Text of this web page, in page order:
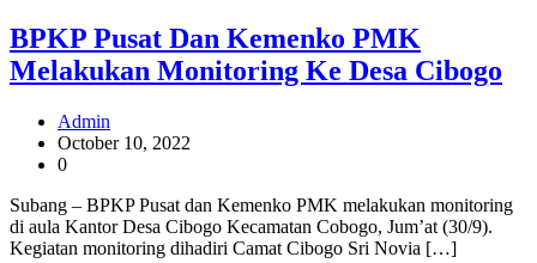
BPKP Pusat Dan Kemenko PMK
Melakukan Monitoring Ke Desa Cibogo
Admin
October 10, 2022
0
Subang – BPKP Pusat dan Kemenko PMK melakukan monitoring
di aula Kantor Desa Cibogo Kecamatan Cobogo, Jum’at (30/9).
Kegiatan monitoring dihadiri Camat Cibogo Sri Novia […]